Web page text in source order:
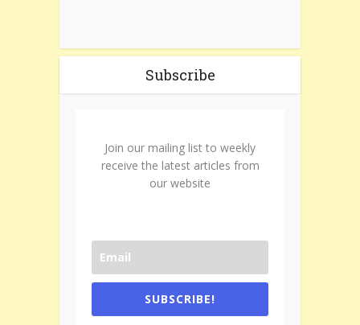
Subscribe
Join our mailing list to weekly
receive the latest articles from
our website
SUBSCRIBE!